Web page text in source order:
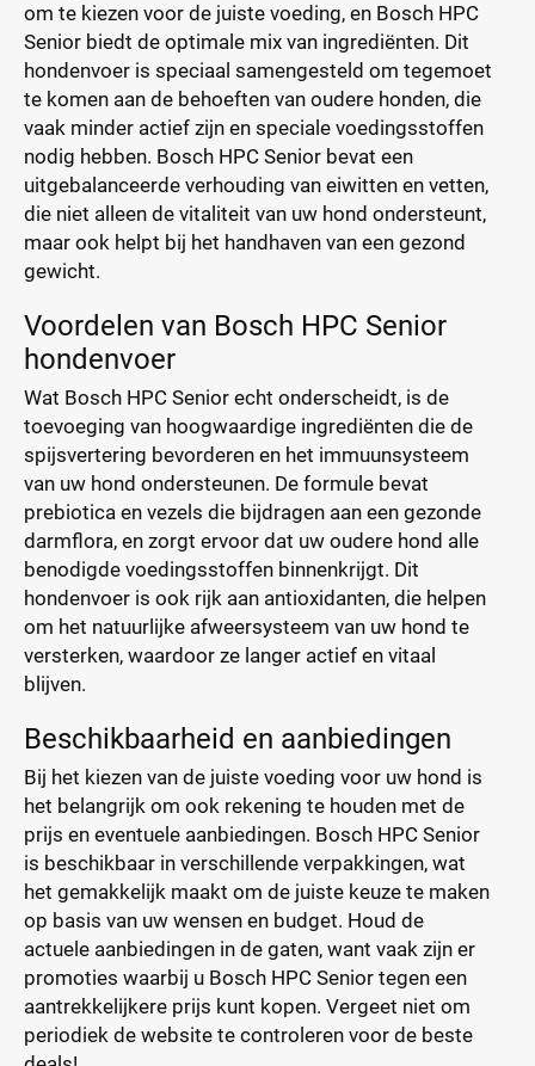
om te kiezen voor de juiste voeding, en Bosch HPC
Senior biedt de optimale mix van ingrediënten. Dit
hondenvoer is speciaal samengesteld om tegemoet
te komen aan de behoeften van oudere honden, die
vaak minder actief zijn en speciale voedingsstoffen
nodig hebben. Bosch HPC Senior bevat een
uitgebalanceerde verhouding van eiwitten en vetten,
die niet alleen de vitaliteit van uw hond ondersteunt,
maar ook helpt bij het handhaven van een gezond
gewicht.
Voordelen van Bosch HPC Senior
hondenvoer
Wat Bosch HPC Senior echt onderscheidt, is de
toevoeging van hoogwaardige ingrediënten die de
spijsvertering bevorderen en het immuunsysteem
van uw hond ondersteunen. De formule bevat
prebiotica en vezels die bijdragen aan een gezonde
darmflora, en zorgt ervoor dat uw oudere hond alle
benodigde voedingsstoffen binnenkrijgt. Dit
hondenvoer is ook rijk aan antioxidanten, die helpen
om het natuurlijke afweersysteem van uw hond te
versterken, waardoor ze langer actief en vitaal
blijven.
Beschikbaarheid en aanbiedingen
Bij het kiezen van de juiste voeding voor uw hond is
het belangrijk om ook rekening te houden met de
prijs en eventuele aanbiedingen. Bosch HPC Senior
is beschikbaar in verschillende verpakkingen, wat
het gemakkelijk maakt om de juiste keuze te maken
op basis van uw wensen en budget. Houd de
actuele aanbiedingen in de gaten, want vaak zijn er
promoties waarbij u Bosch HPC Senior tegen een
aantrekkelijkere prijs kunt kopen. Vergeet niet om
periodiek de website te controleren voor de beste